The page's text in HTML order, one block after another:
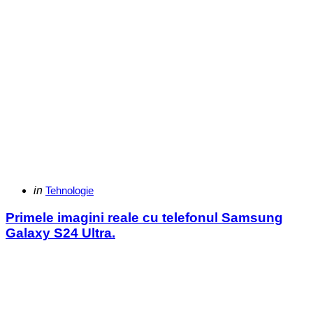
Categories
Posted
in Tehnologie
Primele imagini reale cu telefonul Samsung
Galaxy S24 Ultra.